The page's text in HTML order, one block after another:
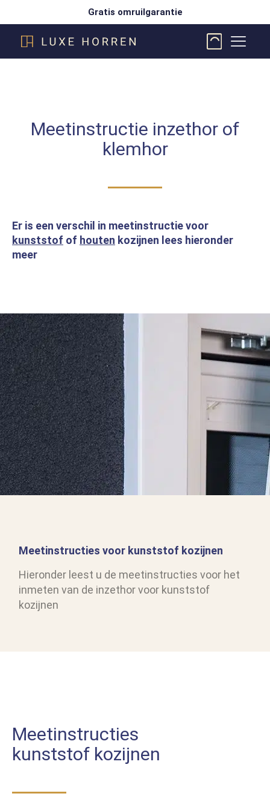
Gratis omruilgarantie
Meetinstructie inzethor of
klemhor
Er is een verschil in meetinstructie voor
kunststof of houten kozijnen lees hieronder
meer
Meetinstructies voor kunststof kozijnen
Hieronder leest u de meetinstructies voor het
inmeten van de inzethor voor kunststof
kozijnen
Meetinstructies
kunststof kozijnen